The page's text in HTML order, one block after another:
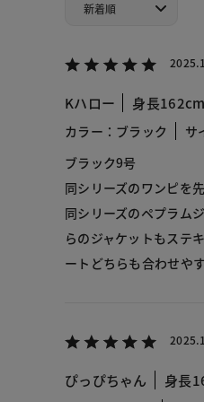
Kハロー 身長162cm
カラー：ブラック
サ
ブラック9号
同シリーズのワンピを
同シリーズのペプラム
らのジャケットもステ
ートどちらも合わせや
ぴっぴちゃん 身長